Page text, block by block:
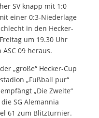
SV knapp mit 1:0
einer 0:3-Niederlage
in den Hecker-
um 19.30 Uhr
09 heraus.
„große“ Hecker-Cup
„Fußball pur“
„Die Zweite“
SG Alemannia
61 zum Blitzturnier.